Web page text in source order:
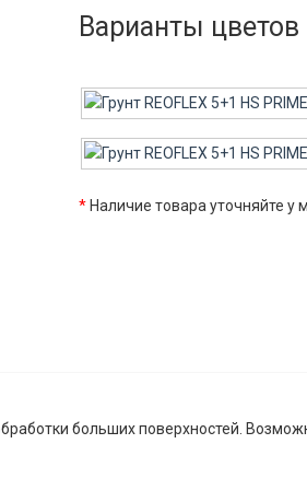
Варианты цветов
* Наличие товара уточняйте у
больших поверхностей.